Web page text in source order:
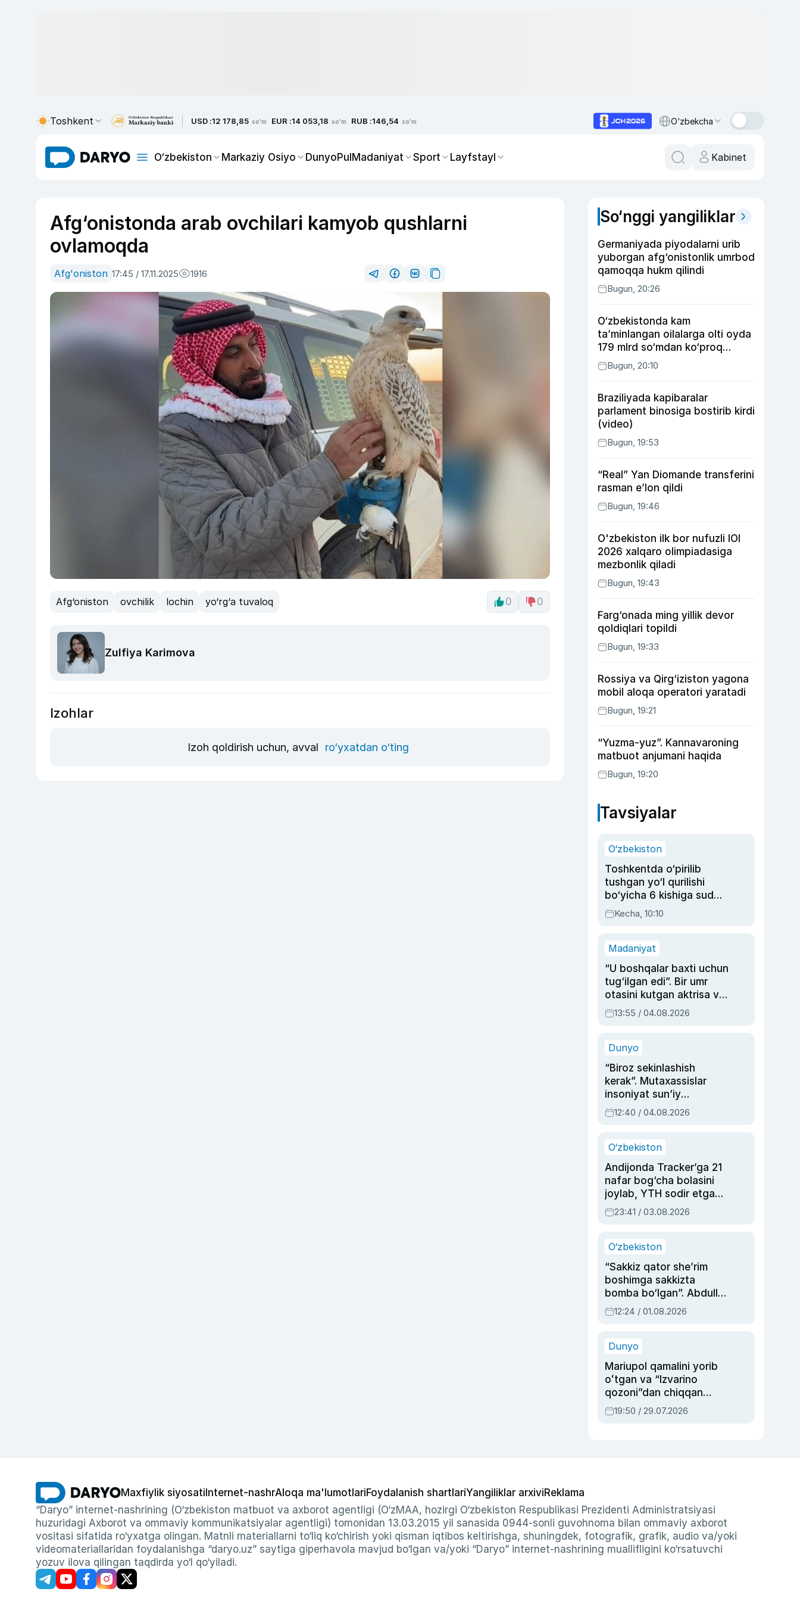
Toshkent USD :12 178,85 so'm EUR :14 053,18 so'm RUB :146,54 so'm O‘zbekcha
O‘zbekiston Markaziy Osiyo DunyoPulMadaniyat Sport Layfstayl Kabinet
Afg‘onistonda arab ovchilari kamyob qushlarni
ovlamoqda
Afg'oniston 17:45 / 17.11.2025 1916
Afg‘oniston ovchilik lochin yo‘rg‘a tuvaloq 0 0
Zulfiya Karimova
Izohlar
Izoh qoldirish uchun, avval ro‘yxatdan o‘ting
So‘nggi yangiliklar
Germaniyada piyodalarni urib
yuborgan afg‘onistonlik umrbod
qamoqqa hukm qilindi
Bugun, 20:26
O‘zbekistonda kam
ta’minlangan oilalarga olti oyda
179 mlrd so‘mdan ko‘proq
ijtimoiy keshbek to‘lab berildi
Bugun, 20:10
Braziliyada kapibaralar
parlament binosiga bostirib kirdi
(video)
Bugun, 19:53
“Real” Yan Diomande transferini
rasman e’lon qildi
Bugun, 19:46
O'zbekiston ilk bor nufuzli IOI
2026 xalqaro olimpiadasiga
mezbonlik qiladi
Bugun, 19:43
Farg‘onada ming yillik devor
qoldiqlari topildi
Bugun, 19:33
Rossiya va Qirg‘iziston yagona
mobil aloqa operatori yaratadi
Bugun, 19:21
“Yuzma-yuz”. Kannavaroning
matbuot anjumani haqida
Bugun, 19:20
Tavsiyalar
O‘zbekiston
Toshkentda o‘pirilib
tushgan yo‘l qurilishi
bo‘yicha 6 kishiga sud
hukmi o‘qildi
Kecha, 10:10
Madaniyat
“U boshqalar baxti uchun
tug‘ilgan edi”. Bir umr
otasini kutgan aktrisa va
dublyaj ustasi Rimma
Ahmedovaning
13:55 / 04.08.2026
Dunyo
“Biroz sekinlashish
kerak”. Mutaxassislar
insoniyat sun’iy
intellektni boshqara
olmay qolishidan xavotir
12:40 / 04.08.2026
O‘zbekiston
Andijonda Tracker’ga 21
nafar bog‘cha bolasini
joylab, YTH sodir etgan
ayolga sud hukmi o‘qildi
23:41 / 03.08.2026
O‘zbekiston
“Sakkiz qator she’rim
boshimga sakkizta
bomba bo‘lgan”. Abdulla
Oripovni siyosiy
ayblovlardan asrab
12:24 / 01.08.2026
Dunyo
Mariupol qamalini yorib
oʻtgan va “Izvarino
qozoni”dan chiqqan
qahramon — Ukraina
armiyasi bosh
19:50 / 29.07.2026
Maxfiylik siyosati Internet-nashrAloqa ma'lumotlariFoydalanish shartlariYangiliklar arxiviReklama
“Daryo” internet-nashrining (O‘zbekiston matbuot va axborot agentligi (O‘zMAA, hozirgi O‘zbekiston Respublikasi Prezidenti Administratsiyasi
huzuridagi Axborot va ommaviy kommunikatsiyalar agentligi) tomonidan 13.03.2015 yil sanasida 0944-sonli guvohnoma bilan ommaviy axborot
vositasi sifatida ro‘yxatga olingan. Matnli materiallarni to‘liq ko‘chirish yoki qisman iqtibos keltirishga, shuningdek, fotografik, grafik, audio va/yoki
videomateriallaridan foydalanishga “daryo.uz” saytiga giperhavola mavjud bo‘lgan va/yoki “Daryo” internet-nashrining muallifligini ko‘rsatuvchi
yozuv ilova qilingan taqdirda yo‘l qo‘yiladi.